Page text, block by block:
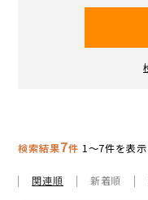
検索結果7件 1～7件を表示
関連順 新着順